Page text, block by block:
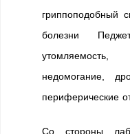
гриппоподобный
болезни
недомогание,
периферические
Со стороны